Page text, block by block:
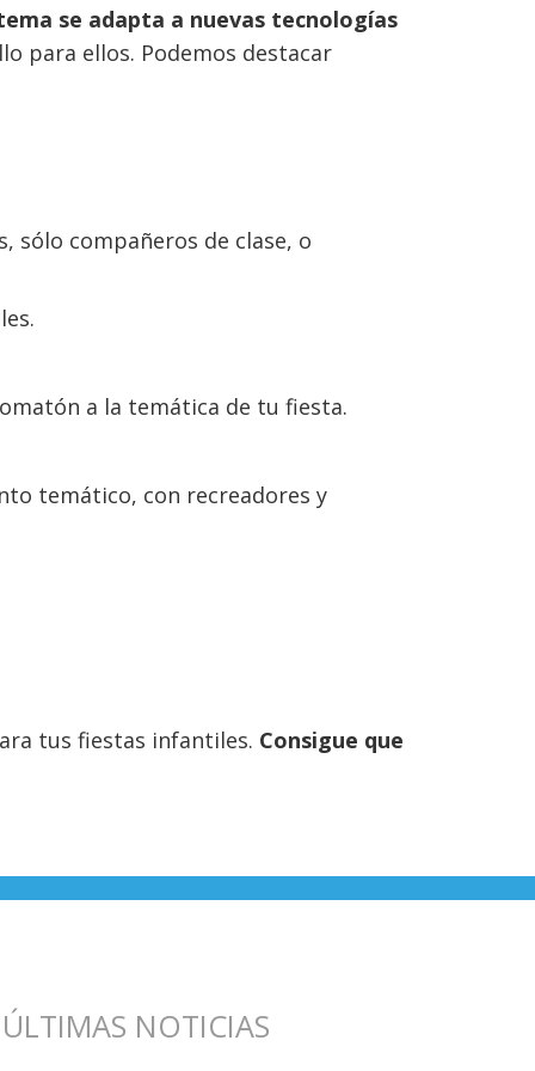
se adapta a nuevas tecnologías
para ellos. Podemos destacar
sólo compañeros de clase, o
a la temática de tu fiesta.
temático, con recreadores y
tus fiestas infantiles. Consigue que
ÚLTIMAS NOTICIAS